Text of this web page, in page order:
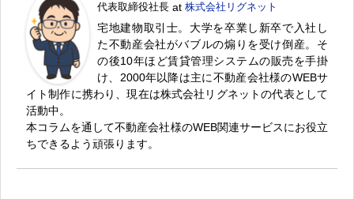
代表取締役社長 at 株式会社リグネット
宅地建物取引士。大学を卒業し新卒で入社し
た不動産会社がバブルの煽りを受け倒産。そ
の後10年ほど賃貸管理システムの販売を手掛
け、2000年以降は主に不動産会社様のWEBサ
イト制作に携わり、現在は株式会社リグネットの代表として
活動中。
本コラムを通して不動産会社様のWEB関連サービスにお役立
ちできるよう頑張ります。